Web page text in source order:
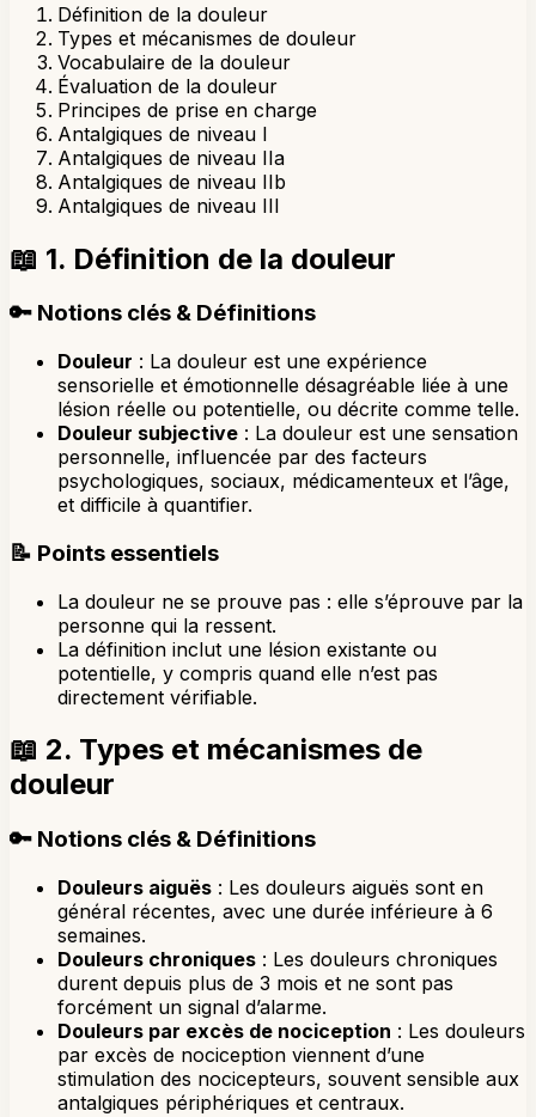
Définition de la douleur
Types et mécanismes de douleur
Vocabulaire de la douleur
Évaluation de la douleur
Principes de prise en charge
Antalgiques de niveau I
Antalgiques de niveau IIa
Antalgiques de niveau IIb
Antalgiques de niveau III
📖 1. Définition de la douleur
🔑 Notions clés & Définitions
Douleur : La douleur est une expérience
sensorielle et émotionnelle désagréable liée à une
lésion réelle ou potentielle, ou décrite comme telle.
Douleur subjective : La douleur est une sensation
personnelle, influencée par des facteurs
psychologiques, sociaux, médicamenteux et l’âge,
et difficile à quantifier.
📝 Points essentiels
La douleur ne se prouve pas : elle s’éprouve par la
personne qui la ressent.
La définition inclut une lésion existante ou
potentielle, y compris quand elle n’est pas
directement vérifiable.
📖 2. Types et mécanismes de
douleur
🔑 Notions clés & Définitions
Douleurs aiguës : Les douleurs aiguës sont en
général récentes, avec une durée inférieure à 6
semaines.
Douleurs chroniques : Les douleurs chroniques
durent depuis plus de 3 mois et ne sont pas
forcément un signal d’alarme.
Douleurs par excès de nociception : Les douleurs
par excès de nociception viennent d’une
stimulation des nocicepteurs, souvent sensible aux
antalgiques périphériques et centraux.